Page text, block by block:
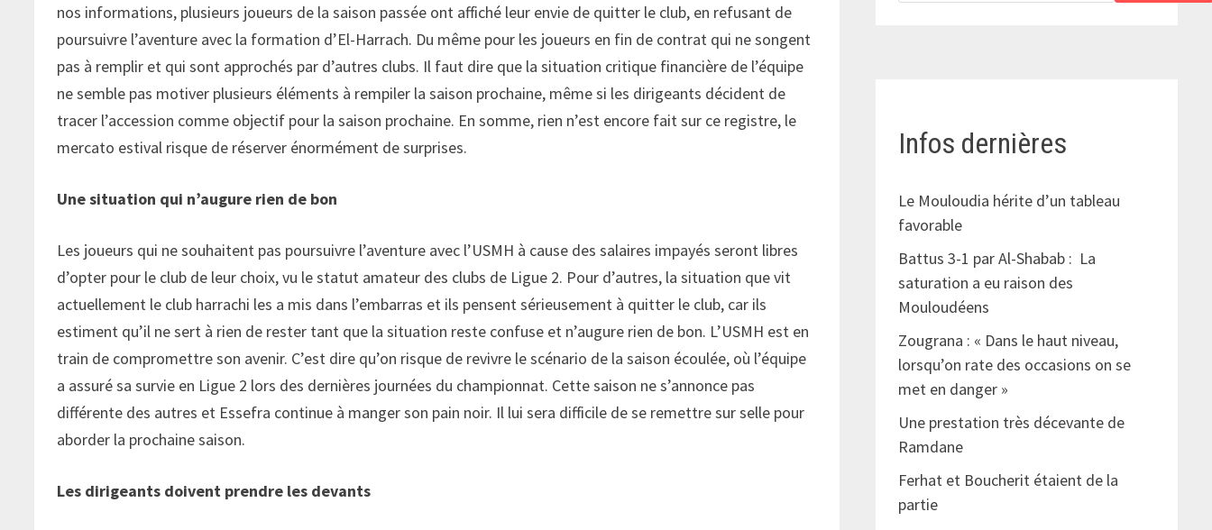
nos informations, plusieurs joueurs de la saison passée ont affiché leur envie de quitter le club, en refusant de
poursuivre l’aventure avec la formation d’El-Harrach. Du même pour les joueurs en fin de contrat qui ne songent
pas à remplir et qui sont approchés par d’autres clubs. Il faut dire que la situation critique financière de l’équipe
ne semble pas motiver plusieurs éléments à rempiler la saison prochaine, même si les dirigeants décident de
tracer l’accession comme objectif pour la saison prochaine. En somme, rien n’est encore fait sur ce registre, le
mercato estival risque de réserver énormément de surprises.
Une situation qui n’augure rien de bon
Les joueurs qui ne souhaitent pas poursuivre l’aventure avec l’USMH à cause des salaires impayés seront libres
d’opter pour le club de leur choix, vu le statut amateur des clubs de Ligue 2. Pour d’autres, la situation que vit
actuellement le club harrachi les a mis dans l’embarras et ils pensent sérieusement à quitter le club, car ils
estiment qu’il ne sert à rien de rester tant que la situation reste confuse et n’augure rien de bon. L’USMH est en
train de compromettre son avenir. C’est dire qu’on risque de revivre le scénario de la saison écoulée, où l’équipe
a assuré sa survie en Ligue 2 lors des dernières journées du championnat. Cette saison ne s’annonce pas
différente des autres et Essefra continue à manger son pain noir. Il lui sera difficile de se remettre sur selle pour
aborder la prochaine saison.
Les dirigeants doivent prendre les devants
Infos dernières
Le Mouloudia hérite d’un tableau
favorable
Battus 3-1 par Al-Shabab : La
saturation a eu raison des
Mouloudéens
Zougrana : « Dans le haut niveau,
lorsqu’on rate des occasions on se
met en danger »
Une prestation très décevante de
Ramdane
Ferhat et Boucherit étaient de la
partie